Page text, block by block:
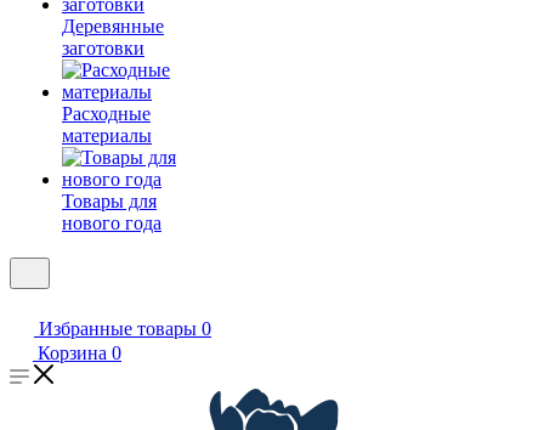
Деревянные
заготовки
Расходные
материалы
Товары для
нового года
Избранные товары 0
Корзина 0